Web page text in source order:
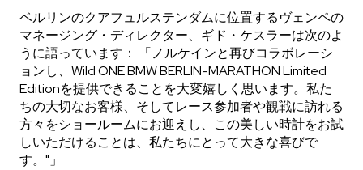
ベルリンのクアフュルステンダムに位置するヴェンペの
マネージング・ディレクター、ギド・ケスラーは次のよ
うに語っています： 「ノルケインと再びコラボレーシ
ョンし、Wild ONE BMW BERLIN-MARATHON Limited
Editionを提供できることを大変嬉しく思います。私た
ちの大切なお客様、そしてレース参加者や観戦に訪れる
方々をショールームにお迎えし、この美しい時計をお試
しいただけることは、私たちにとって大きな喜びで
す。"」